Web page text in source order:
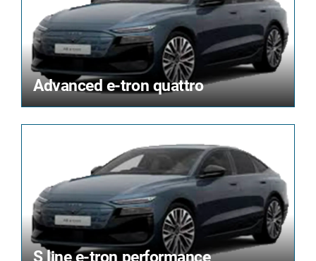
Advanced e-tron quattro
S line e-tron performance